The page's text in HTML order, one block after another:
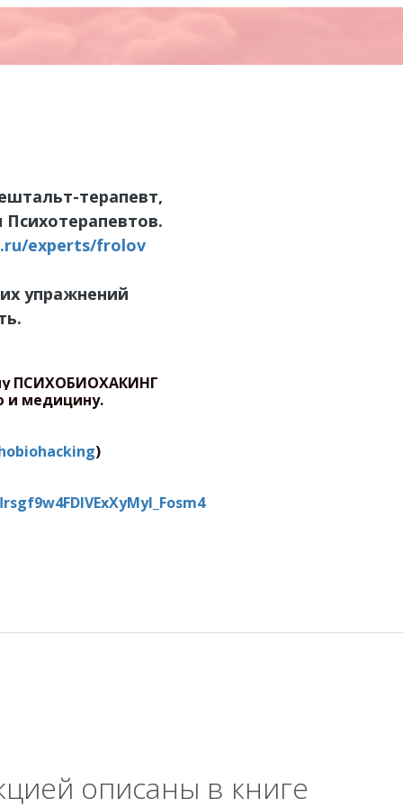
терапевт,
experts/frolov
упражнений
ПСИХОБИОХАКИНГ
и медицину.
)
описаны в книге